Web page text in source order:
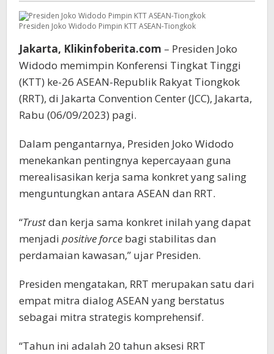
Presiden Joko Widodo Pimpin KTT ASEAN-Tiongkok
Jakarta, Klikinfoberita.com – Presiden Joko
Widodo memimpin Konferensi Tingkat Tinggi
(KTT) ke-26 ASEAN-Republik Rakyat Tiongkok
(RRT), di Jakarta Convention Center (JCC), Jakarta,
Rabu (06/09/2023) pagi.
Dalam pengantarnya, Presiden Joko Widodo
menekankan pentingnya kepercayaan guna
merealisasikan kerja sama konkret yang saling
menguntungkan antara ASEAN dan RRT.
“Trustdan kerja sama konkret inilah yang dapat
menjadi positive force bagi stabilitas dan
perdamaian kawasan,” ujar Presiden.
Presiden mengatakan, RRT merupakan satu dari
empat mitra dialog ASEAN yang berstatus
sebagai mitra strategis komprehensif.
“Tahun ini adalah 20 tahun aksesi RRT